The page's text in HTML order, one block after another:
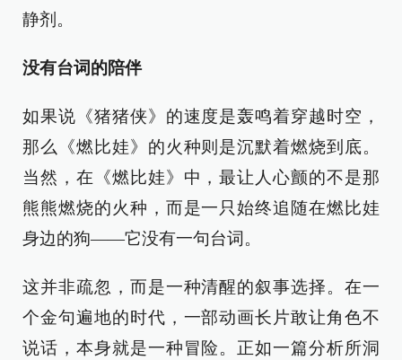
静剂。
没有台词的陪伴
如果说《猪猪侠》的速度是轰鸣着穿越时空，
那么《燃比娃》的火种则是沉默着燃烧到底。
当然，在《燃比娃》中，最让人心颤的不是那
熊熊燃烧的火种，而是一只始终追随在燃比娃
身边的狗——它没有一句台词。
这并非疏忽，而是一种清醒的叙事选择。在一
个金句遍地的时代，一部动画长片敢让角色不
说话，本身就是一种冒险。正如一篇分析所洞